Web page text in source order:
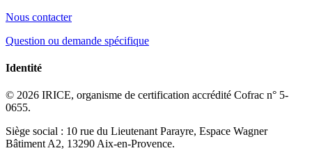
Nous contacter
Question ou demande spécifique
Identité
© 2026 IRICE, organisme de certification accrédité Cofrac n° 5-
0655.
Siège social : 10 rue du Lieutenant Parayre, Espace Wagner
Bâtiment A2, 13290 Aix-en-Provence.